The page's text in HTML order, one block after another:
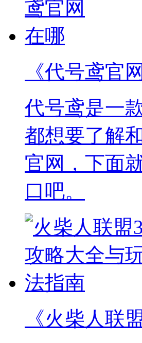
《代号鸢官
代号鸢是一
都想要了解
官网，下面
口吧。
《火柴人联